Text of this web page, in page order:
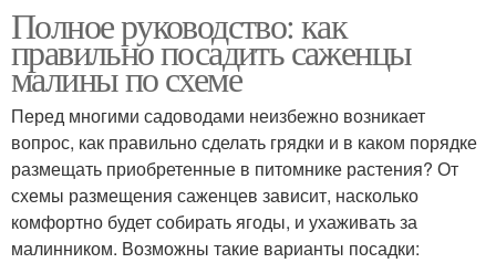
Полное руководство: как
правильно посадить саженцы
малины по схеме
Перед многими садоводами неизбежно возникает
вопрос, как правильно сделать грядки и в каком порядке
размещать приобретенные в питомнике растения? От
схемы размещения саженцев зависит, насколько
комфортно будет собирать ягоды, и ухаживать за
малинником. Возможны такие варианты посадки: